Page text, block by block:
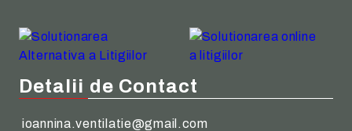
Detalii de Contact
ioannina.ventilatie@gmail.com